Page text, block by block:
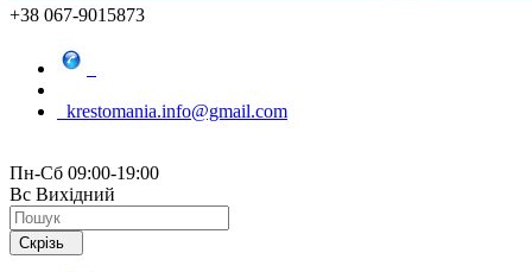
+38 067-9015873
krestomania.info@gmail.com
Пн-Сб 09:00-19:00
Вс Вихідний
Скрізь